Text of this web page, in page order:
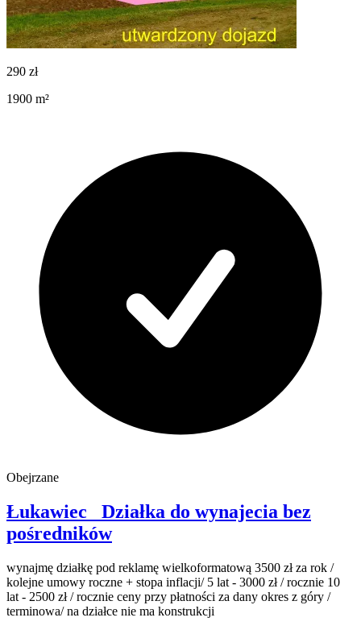
290 zł
1900 m²
Obejrzane
Łukawiec Działka do wynajecia bez
pośredników
wynajmę działkę pod reklamę wielkoformatową 3500 zł za rok /
kolejne umowy roczne + stopa inflacji/ 5 lat - 3000 zł / rocznie 10
lat - 2500 zł / rocznie ceny przy płatności za dany okres z góry /
terminowa/ na działce nie ma konstrukcji